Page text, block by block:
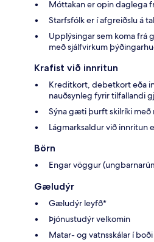
Móttakan er opin daglega
Starfsfólk er í afgreiðslu á
Upplýsingar sem koma
með sjálfvirkum
Krafist við innritun
Kreditkort, debetkort eða
nauðsynleg fyrir tilfallandi
Sýna gæti þurft skilríki
Lágmarksaldur við innritun
Börn
Engar vöggur
Gæludýr
Gæludýr leyfð*
Þjónustudýr velkomin
Matar- og vatnsskálar í boði